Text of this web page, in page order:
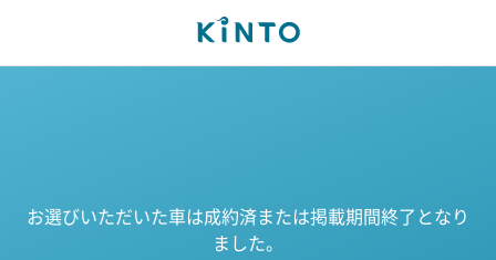
お選びいただいた車は成約済または掲載期間終了となり
ました。